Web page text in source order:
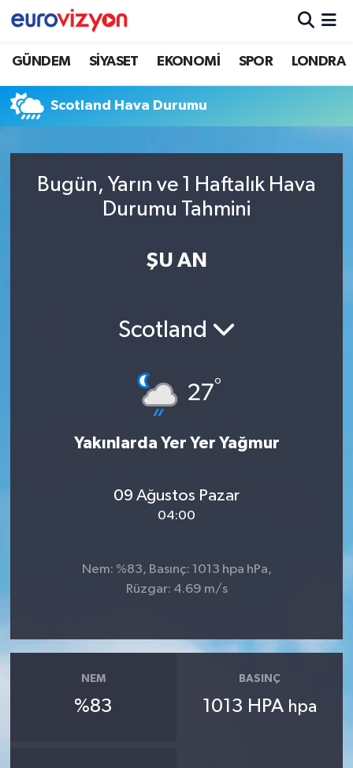
GÜNDEM SİYASET EKONOMİ SPOR LONDRA
Scotland Hava Durumu
Bugün, Yarın ve 1 Haftalık Hava
Durumu Tahmini
ŞU AN
Scotland
27°
Yakınlarda Yer Yer Yağmur
09 Ağustos Pazar
04:00
Nem: %83, Basınç: 1013 hpa hPa,
Rüzgar: 4.69 m/s
NEM
%83
BASINÇ
1013 HPA hpa